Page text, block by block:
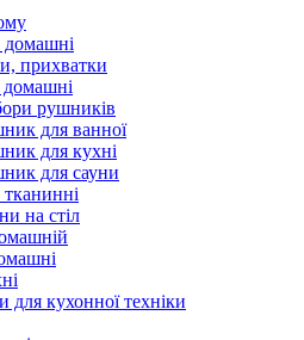
прихватки
рушників
для ванної
для кухні
для сауни
на стіл
для кухонної техніки